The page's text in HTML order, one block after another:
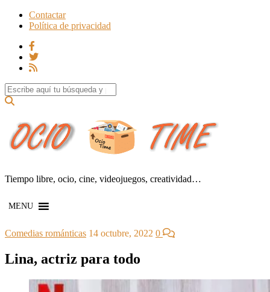
Contactar
Política de privacidad
Search for:
Tiempo libre, ocio, cine, videojuegos, creatividad…
MENU
Comedias románticas 14 octubre, 2022 0
Lina, actriz para todo